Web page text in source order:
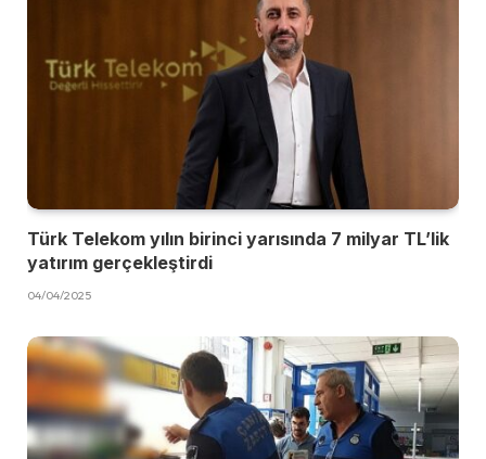
Türk Telekom yılın birinci yarısında 7 milyar TL’lik
yatırım gerçekleştirdi
04/04/2025